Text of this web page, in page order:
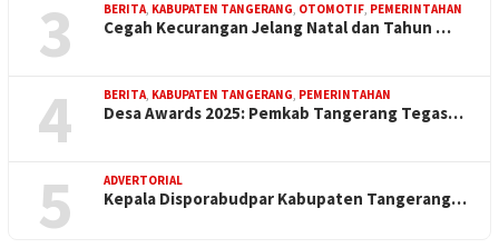
3 BERITA, KABUPATEN TANGERANG, OTOMOTIF, PEMERINTAHAN
Cegah Kecurangan Jelang Natal dan Tahun …
4 BERITA, KABUPATEN TANGERANG, PEMERINTAHAN
Desa Awards 2025: Pemkab Tangerang Tegas…
5 ADVERTORIAL
Kepala Disporabudpar Kabupaten Tangerang…